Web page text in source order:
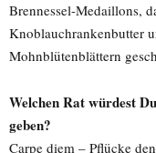
Brennessel-Medaillons,
Knoblauchrankenbutter
Mohnblütenblättern
Welchen Rat würdest
geben?
Carpe diem – Pflücke